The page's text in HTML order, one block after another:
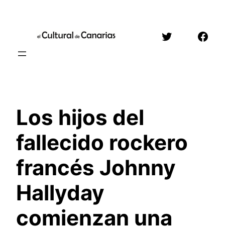
contenido
Twitter
Los hijos del
fallecido rockero
francés Johnny
Hallyday
comienzan una